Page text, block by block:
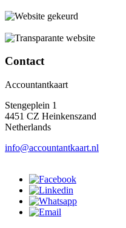
Contact
Accountantkaart
Stengeplein 1
4451 CZ Heinkenszand
Netherlands
info@accountantkaart.nl